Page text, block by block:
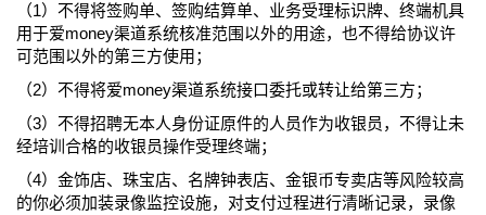
（1）不得将签购单、签购结算单、业务受理标识牌、终端机具
用于爱money渠道系统核准范围以外的用途，也不得给协议许
可范围以外的第三方使用；
（2）不得将爱money渠道系统接口委托或转让给第三方；
（3）不得招聘无本人身份证原件的人员作为收银员，不得让未
经培训合格的收银员操作受理终端；
（4）金饰店、珠宝店、名牌钟表店、金银币专卖店等风险较高
的你必须加装录像监控设施，对支付过程进行清晰记录，录像